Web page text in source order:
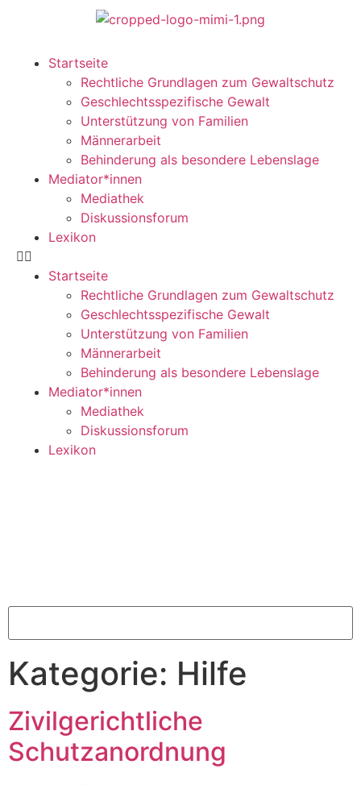
Startseite
Rechtliche Grundlagen zum Gewaltschutz
Geschlechtsspezifische Gewalt
Unterstützung von Familien
Männerarbeit
Behinderung als besondere Lebenslage
Mediator*innen
Mediathek
Diskussionsforum
Lexikon
Startseite
Rechtliche Grundlagen zum Gewaltschutz
Geschlechtsspezifische Gewalt
Unterstützung von Familien
Männerarbeit
Behinderung als besondere Lebenslage
Mediator*innen
Mediathek
Diskussionsforum
Lexikon
Kategorie: Hilfe
Zivilgerichtliche
Schutzanordnung